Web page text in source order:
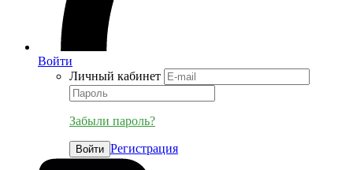
Войти
Личный кабинет
Забыли пароль?
Войти Регистрация